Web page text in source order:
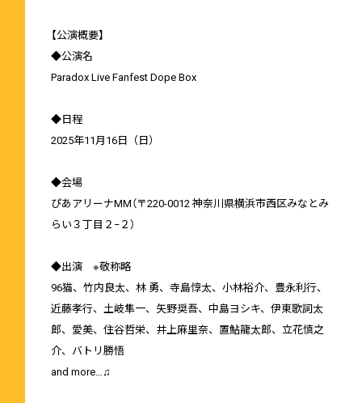
【公演概要】
◆公演名
Paradox Live Fanfest Dope Box
◆日程
2025年11月16日（日）
◆会場
ぴあアリーナMM（〒220-0012 神奈川県横浜市西区みなとみ
らい３丁目２−２）
◆出演 ※敬称略
96猫、竹内良太、林 勇、寺島惇太、小林裕介、豊永利行、
近藤孝行、土岐隼一、矢野奨吾、中島ヨシキ、伊東歌詞太
郎、愛美、住谷哲栄、井上麻里奈、置鮎龍太郎、立花慎之
介、バトリ勝悟
and more…♫